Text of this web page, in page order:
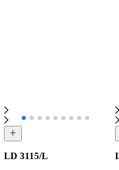
LD 3115/L